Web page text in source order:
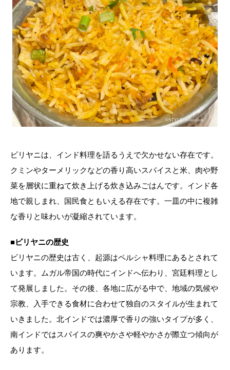
ビリヤニは、インド料理を語るうえで欠かせない存在です。
クミンやターメリックなどの香り高いスパイスと米、肉や野
菜を層状に重ねて炊き上げる炊き込みごはんです。インド各
地で親しまれ、国民食ともいえる存在です。一皿の中に複雑
な香りと味わいが凝縮されています。
■ビリヤニの歴史
ビリヤニの歴史は古く、起源はペルシャ料理にあるとされて
います。ムガル帝国の時代にインドへ伝わり、宮廷料理とし
て発展しました。その後、各地に広がる中で、地域の気候や
宗教、入手できる食材に合わせて独自のスタイルが生まれて
いきました。北インドでは濃厚で香りの強いタイプが多く、
南インドではスパイスの爽やかさや軽やかさが際立つ傾向が
あります。